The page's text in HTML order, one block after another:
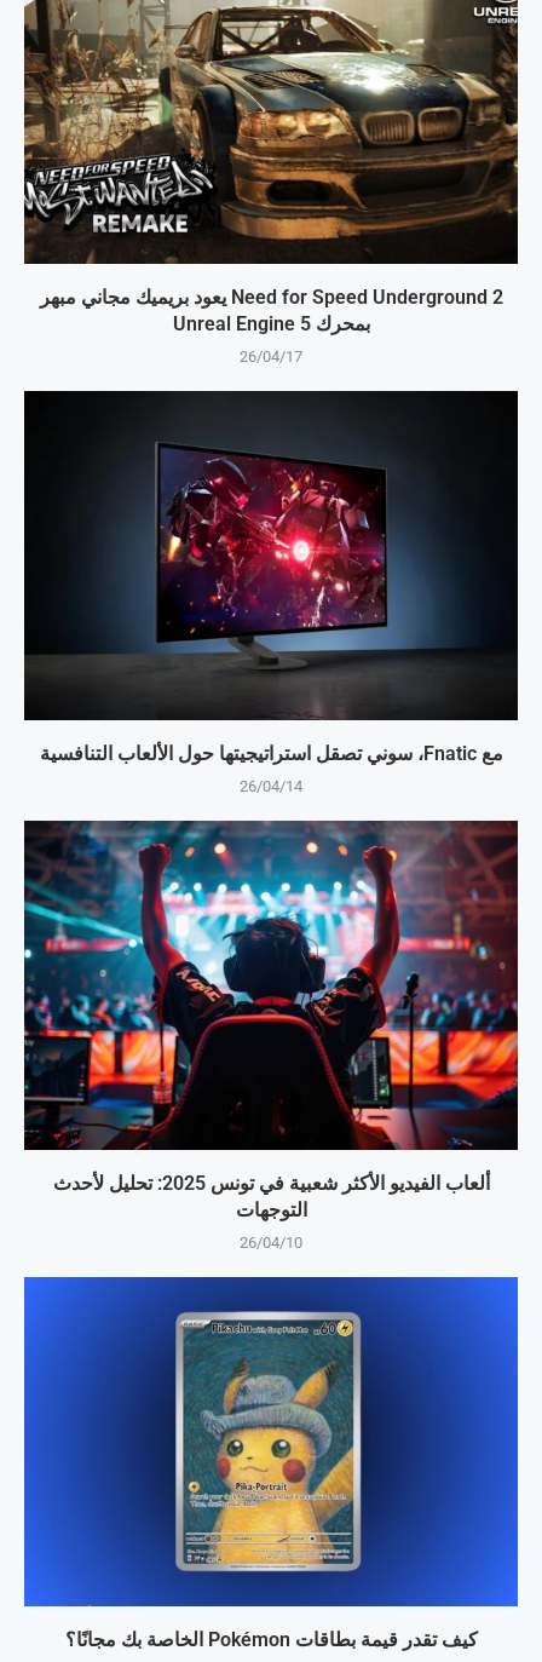
Need for Speed Underground 2 يعود بريميك مجاني مبهر
بمحرك Unreal Engine 5
26/04/17
مع Fnatic، سوني تصقل استراتيجيتها حول الألعاب التنافسية
26/04/14
ألعاب الفيديو الأكثر شعبية في تونس 2025: تحليل لأحدث
التوجهات
26/04/10
كيف تقدر قيمة بطاقات Pokémon الخاصة بك مجانًا؟